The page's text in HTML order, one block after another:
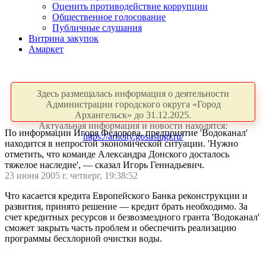
Оценить противодействие коррупции
Общественное голосование
Публичные слушания
Витрина закупок
Амаркет
Здесь размещалась информация о деятельности
Администрации городского округа «Город
Архангельск» до 31.12.2025.
Актуальная информация и новости находятся:
https://arhcity.gosuslugi.ru/
По информации Игоря Федорова, предприятие 'Водоканал'
находится в непростой экономической ситуации. 'Нужно
отметить, что команде Александра Донского досталось
тяжелое наследие', — сказал Игорь Геннадьевич.
23 июня 2005 г. четверг, 19:38:52
Что касается кредита Европейского Банка реконструкции и
развития, принято решение — кредит брать необходимо. За
счет кредитных ресурсов и безвозмездного гранта 'Водоканал'
сможет закрыть часть проблем и обеспечить реализацию
программы бесхлорной очистки воды.